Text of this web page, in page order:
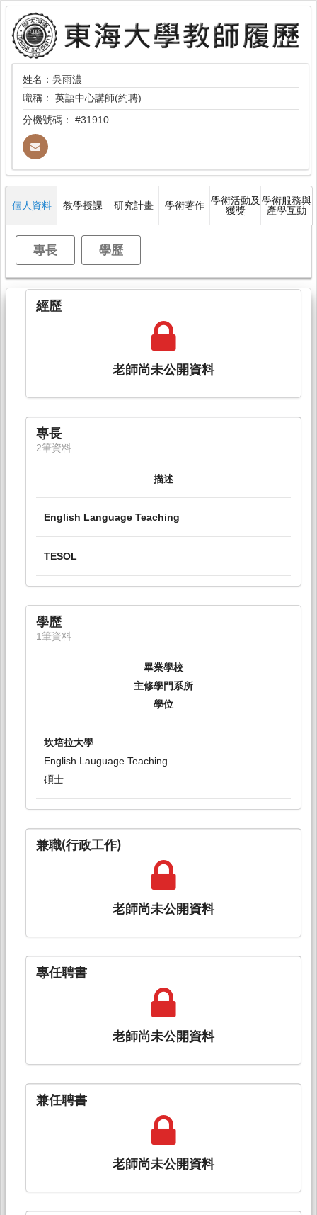
姓名：吳雨濃
職稱： 英語中心講師(約聘)
分機號碼： #31910
個人資料 教學授課 研究計畫 學術著作 學術活動及
獲獎
學術服務與
產學互動
專長 學歷
經歷
老師尚未公開資料
專長
2筆資料
描述
English Language Teaching
TESOL
學歷
1筆資料
畢業學校
主修學門系所
學位
坎培拉大學
English Lauguage Teaching
碩士
兼職(行政工作)
老師尚未公開資料
專任聘書
老師尚未公開資料
兼任聘書
老師尚未公開資料